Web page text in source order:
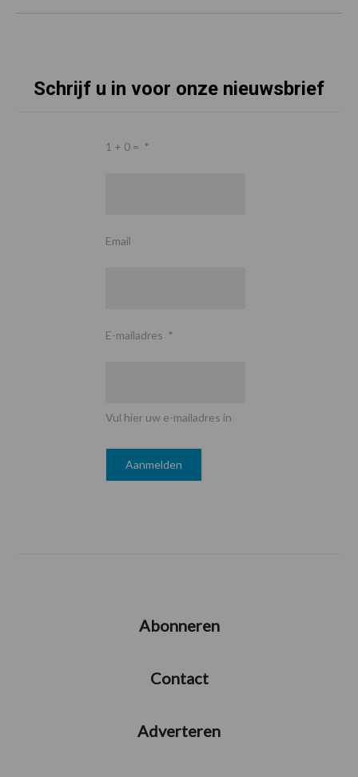
Schrijf u in voor onze nieuwsbrief
1 + 0 = *
Email
E-mailadres *
Vul hier uw e-mailadres in
Abonneren
Contact
Adverteren